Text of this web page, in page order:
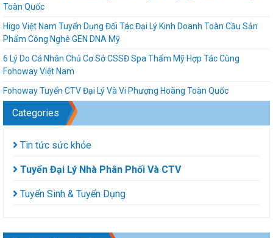
Toàn Quốc
Higo Việt Nam Tuyển Dụng Đối Tác Đại Lý Kinh Doanh Toàn Cầu Sản
Phẩm Công Nghê GEN DNA Mỹ
6 Lý Do Cá Nhân Chủ Cơ Sở CSSĐ Spa Thẩm Mỹ Hợp Tác Cùng
Fohoway Việt Nam
Fohoway Tuyển CTV Đại Lý Và Vi Phượng Hoàng Toàn Quốc
Categories
Tin tức sức khỏe
Tuyển Đại Lý Nhà Phân Phối Và CTV
Tuyển Sinh & Tuyển Dụng